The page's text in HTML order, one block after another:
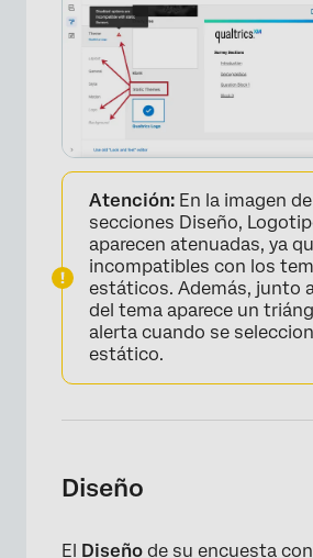
Atención: En la imagen
secciones Diseño,
aparecen atenuadas, ya
incompatibles con los
estáticos. Además, junto
del tema aparece un
alerta cuando se
estático.
Diseño
El Diseño de su encuesta